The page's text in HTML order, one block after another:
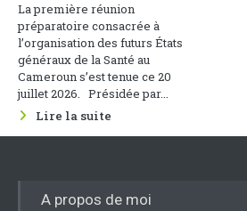
La première réunion
préparatoire consacrée à
l’organisation des futurs États
généraux de la Santé au
Cameroun s’est tenue ce 20
juillet 2026. Présidée par...
Lire la suite
A propos de moi